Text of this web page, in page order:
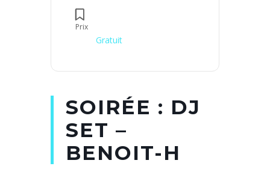
Prix
Gratuit
SOIRÉE : DJ
SET –
BENOIT-H